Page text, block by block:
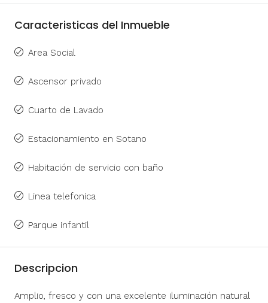
Caracteristicas del Inmueble
Area Social
Ascensor privado
Cuarto de Lavado
Estacionamiento en Sotano
Habitación de servicio con baño
Linea telefonica
Parque infantil
Descripcion
Amplio, fresco y con una excelente iluminación natural